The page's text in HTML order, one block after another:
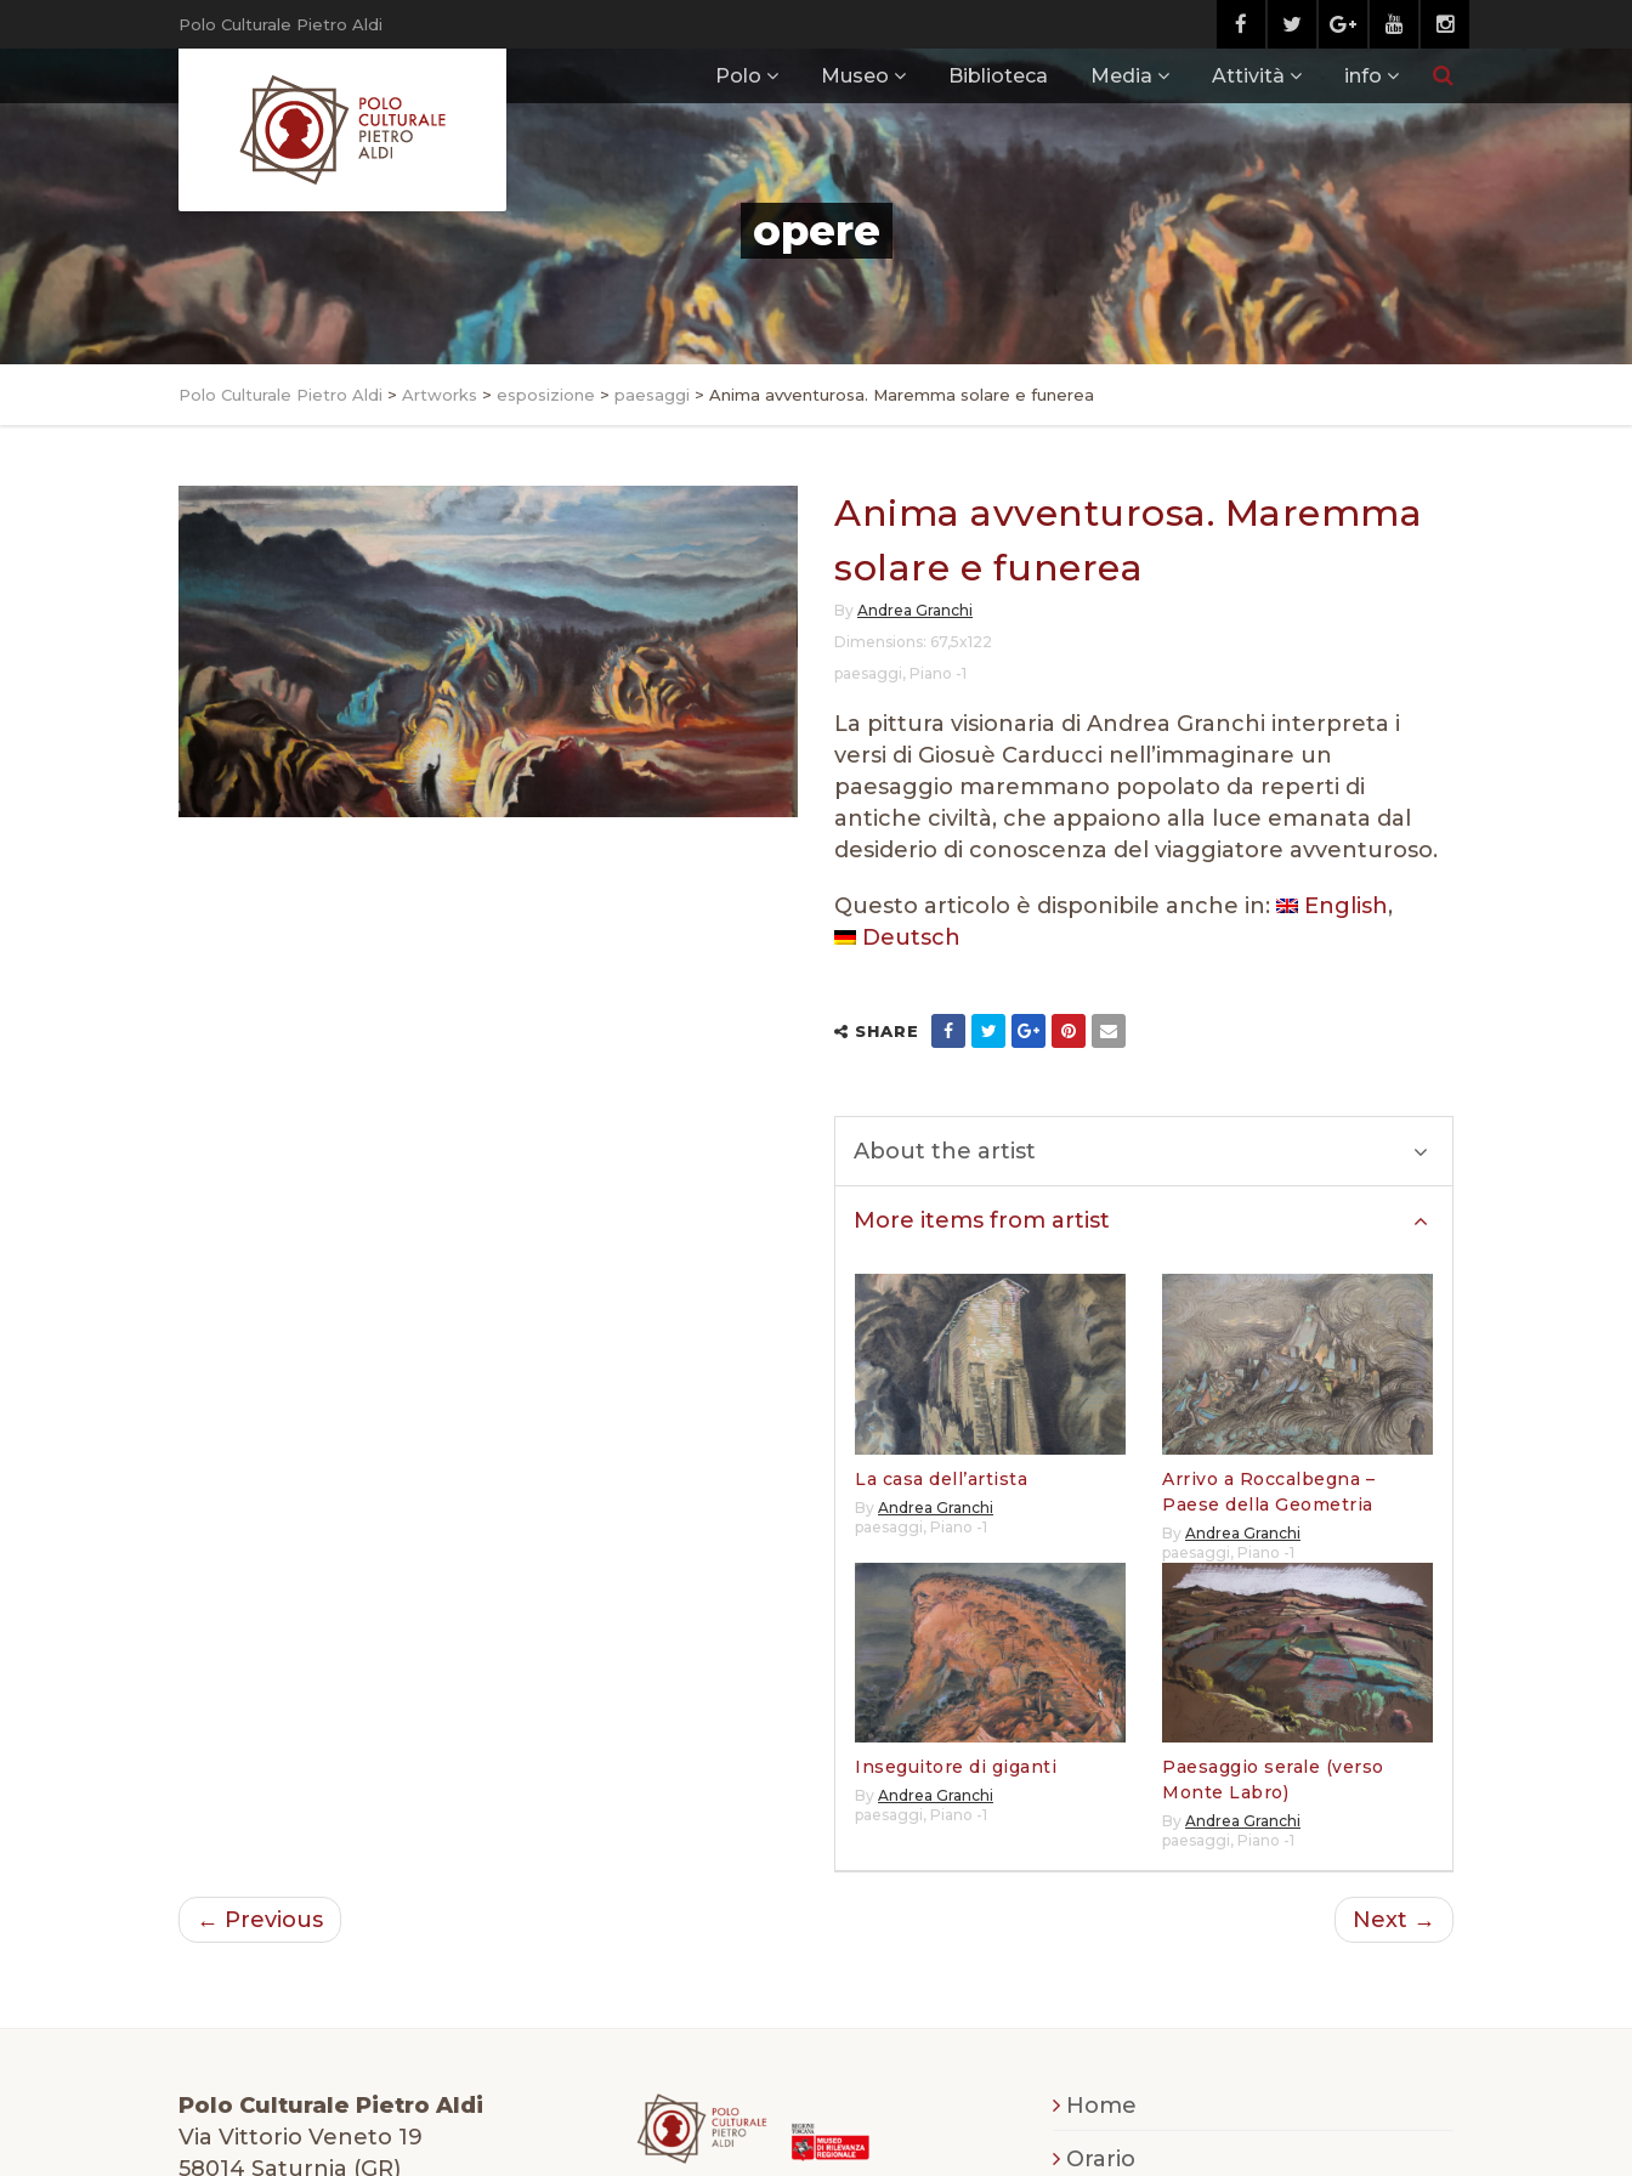
Polo Culturale Pietro Aldi
Polo Museo Biblioteca Media Attività info
opere
Polo Culturale Pietro Aldi > Artworks > esposizione > paesaggi > Anima avventurosa. Maremma solare e funerea
Anima avventurosa. Maremma
solare e funerea
By Andrea Granchi
Dimensions: 67,5x122
paesaggi, Piano -1
La pittura visionaria di Andrea Granchi interpreta i
versi di Giosuè Carducci nell’immaginare un
paesaggio maremmano popolato da reperti di
antiche civiltà, che appaiono alla luce emanata dal
desiderio di conoscenza del viaggiatore avventuroso.
Questo articolo è disponibile anche in:
English
Deutsch
SHARE
About the artist
More items from artist
La casa dell’artista
By Andrea Granchi
paesaggi, Piano -1
Arrivo a Roccalbegna –
Paese della Geometria
By Andrea Granchi
paesaggi, Piano -1
Inseguitore di giganti
By Andrea Granchi
paesaggi, Piano -1
Paesaggio serale (verso
Monte Labro)
By Andrea Granchi
paesaggi, Piano -1
← Previous Next →
Polo Culturale Pietro Aldi
Via Vittorio Veneto 19
58014 Saturnia (GR)
Home
Orario